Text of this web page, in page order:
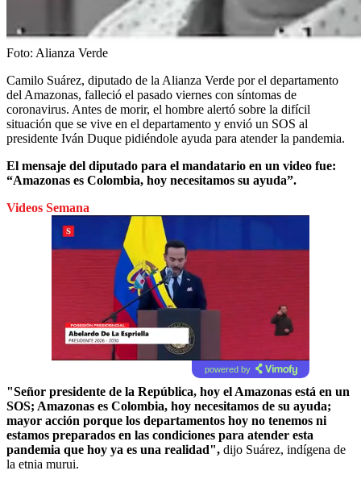
Foto: Alianza Verde
Camilo Suárez, diputado de la Alianza Verde por el departamento
del Amazonas, falleció el pasado viernes con síntomas de
coronavirus. Antes de morir, el hombre alertó sobre la difícil
situación que se vive en el departamento y envió un SOS al
presidente Iván Duque pidiéndole ayuda para atender la pandemia.
El mensaje del diputado para el mandatario en un video fue:
“Amazonas es Colombia, hoy necesitamos su ayuda”.
Videos Semana
powered by
"Señor presidente de la República, hoy el Amazonas está en un
SOS; Amazonas es Colombia, hoy necesitamos de su ayuda;
mayor acción porque los departamentos hoy no tenemos ni
estamos preparados en las condiciones para atender esta
pandemia que hoy ya es una realidad", dijo Suárez, indígena de
la etnia murui.